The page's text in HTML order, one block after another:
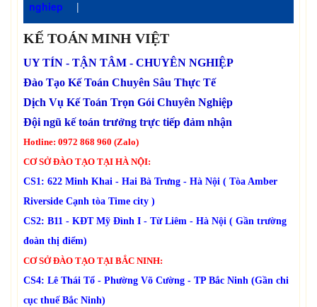
nghiep
|
KẾ TOÁN MINH VIỆT
UY TÍN - TẬN TÂM - CHUYÊN NGHIỆP
Đào Tạo Kế Toán Chuyên Sâu Thực Tế
Dịch Vụ Kế Toán Trọn Gói Chuyên Nghiệp
Đội ngũ kế toán trưởng trực tiếp đảm nhận
Hotline: 0972 868 960 (Zalo)
CƠ SỞ ĐÀO TẠO TẠI HÀ NỘI:
CS1: 622 Minh Khai - Hai Bà Trưng - Hà Nội ( Tòa Amber
Riverside Cạnh tòa Time city )
CS2: B11 - KĐT Mỹ Đình I - Từ Liêm - Hà Nội ( Gần trường
đoàn thị điểm)
CƠ SỞ ĐÀO TẠO TẠI BẮC NINH:
CS4: Lê Thái Tổ - Phường Võ Cường - TP Bắc Ninh (Gần chi
cục thuế Bắc Ninh)